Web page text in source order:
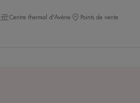
Centre thermal d'Avène Points de vente